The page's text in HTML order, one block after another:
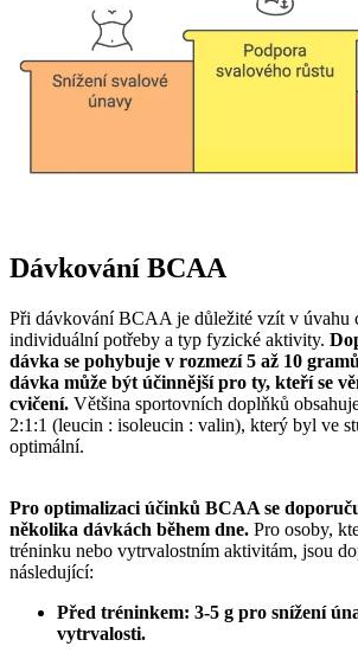
Dávkování BCAA
Při dávkování BCAA je důležité vzít v úvahu
individuální potřeby a typ fyzické aktivity.
dávka se pohybuje v rozmezí 5 až 10
dávka může být účinnější pro ty, kteří se
cvičení. Většina sportovních doplňků
2:1:1 (leucin : isoleucin : valin), který byl ve
optimální.
Pro optimalizaci účinků BCAA se
několika dávkách během dne. Pro osoby,
tréninku nebo vytrvalostním aktivitám, jsou
následující:
Před tréninkem: 3-5 g pro snížení
vytrvalosti.